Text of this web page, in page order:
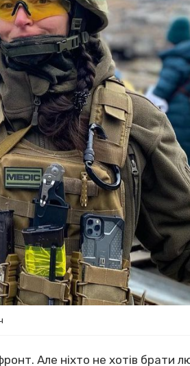
Але ніхто не хотів брати